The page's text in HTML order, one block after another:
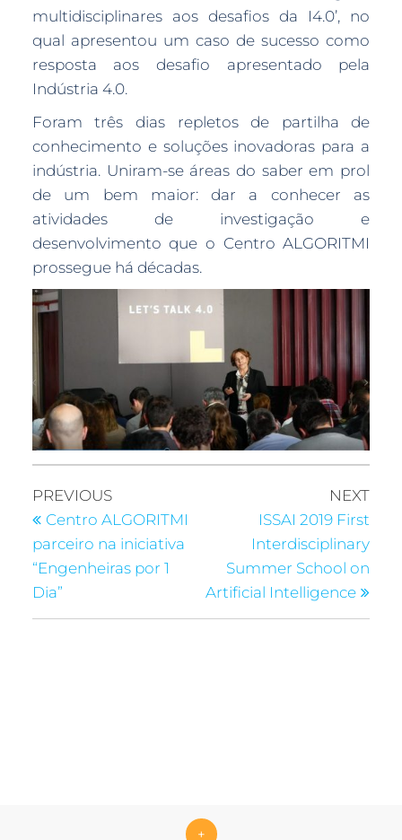
multidisciplinares aos desafios da I4.0’, no
qual apresentou um caso de sucesso como
resposta aos desafio apresentado pela
Indústria 4.0.
Foram três dias repletos de partilha de
conhecimento e soluções inovadoras para a
indústria. Uniram-se áreas do saber em prol
de um bem maior: dar a conhecer as
atividades de investigação e
desenvolvimento que o Centro ALGORITMI
prossegue há décadas.
PREVIOUS
Centro ALGORITMI
parceiro na iniciativa
“Engenheiras por 1
Dia”
NEXT
ISSAI 2019 First
Interdisciplinary
Summer School on
Artificial Intelligence
+